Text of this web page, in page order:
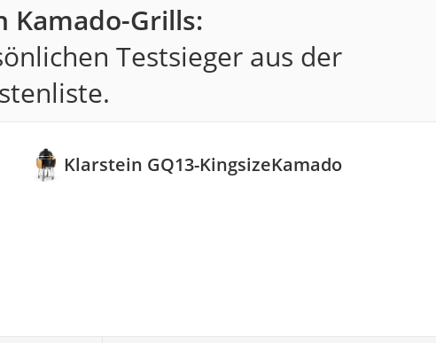
Kamado-Grills:
Testsieger aus der
Klarstein ‎GQ13-KingsizeKamado